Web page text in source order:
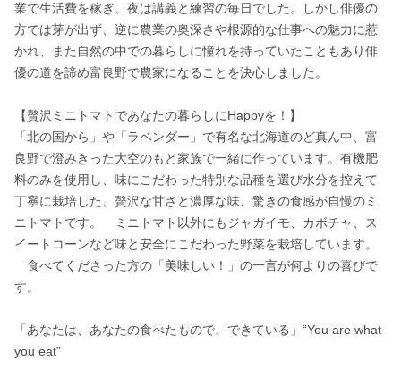
業で生活費を稼ぎ、夜は講義と練習の毎日でした。しかし俳優の
方では芽が出ず、逆に農業の奥深さや根源的な仕事への魅力に惹
かれ、また自然の中での暮らしに憧れを持っていたこともあり俳
優の道を諦め富良野で農家になることを決心しました。
【贅沢ミニトマトであなたの暮らしにHappyを！】
「北の国から」や「ラベンダー」で有名な北海道のど真ん中、富
良野で澄みきった大空のもと家族で一緒に作っています。有機肥
料のみを使用し、味にこだわった特別な品種を選び水分を控えて
丁寧に栽培した、贅沢な甘さと濃厚な味、驚きの食感が自慢のミ
ニトマトです。　ミニトマト以外にもジャガイモ、カボチャ、ス
イートコーンなど味と安全にこだわった野菜を栽培しています。
食べてくださった方の「美味しい！」の一言が何よりの喜びで
す。
「あなたは、あなたの食べたもので、できている」“You are what
you eat”